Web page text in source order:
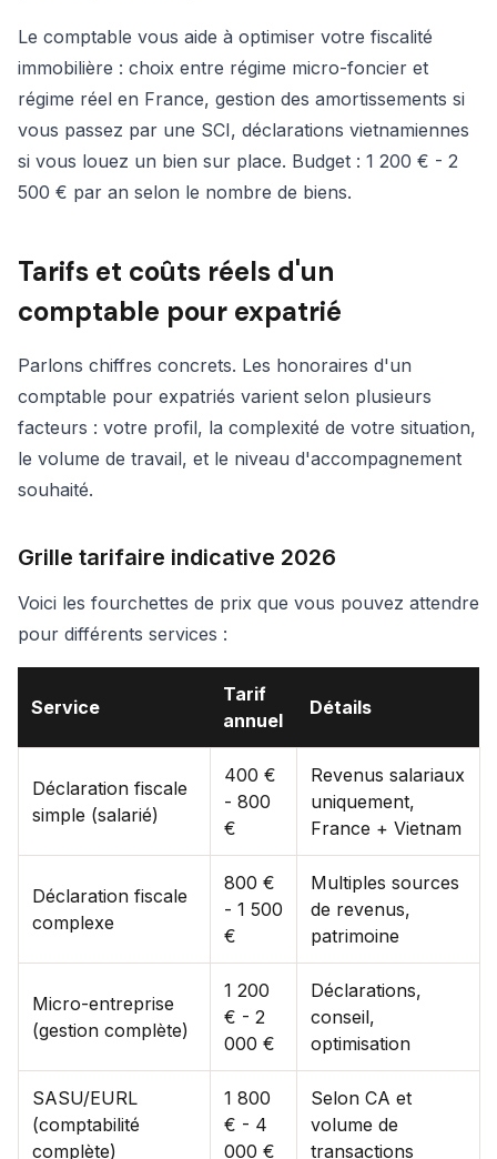
Le comptable vous aide à optimiser votre fiscalité
immobilière : choix entre régime micro-foncier et
régime réel en France, gestion des amortissements si
vous passez par une SCI, déclarations vietnamiennes
si vous louez un bien sur place. Budget : 1 200 € - 2
500 € par an selon le nombre de biens.
Tarifs et coûts réels d'un
comptable pour expatrié
Parlons chiffres concrets. Les honoraires d'un
comptable pour expatriés varient selon plusieurs
facteurs : votre profil, la complexité de votre situation,
le volume de travail, et le niveau d'accompagnement
souhaité.
Grille tarifaire indicative 2026
Voici les fourchettes de prix que vous pouvez attendre
pour différents services :
Service
Tarif
annuel
Détails
Déclaration fiscale
simple (salarié)
400 €
- 800
€
Revenus salariaux
uniquement,
France + Vietnam
Déclaration fiscale
complexe
800 €
- 1 500
€
Multiples sources
de revenus,
patrimoine
Micro-entreprise
(gestion complète)
1 200
€ - 2
000 €
Déclarations,
conseil,
optimisation
SASU/EURL
(comptabilité
complète)
1 800
€ - 4
000 €
Selon CA et
volume de
transactions